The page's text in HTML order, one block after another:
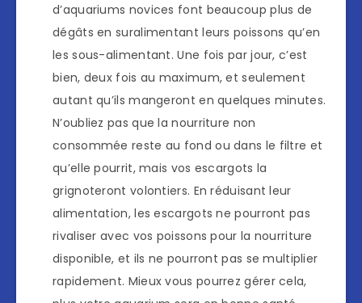
d’aquariums novices font beaucoup plus de
dégâts en suralimentant leurs poissons qu’en
les sous-alimentant. Une fois par jour, c’est
bien, deux fois au maximum, et seulement
autant qu’ils mangeront en quelques minutes.
N’oubliez pas que la nourriture non
consommée reste au fond ou dans le filtre et
qu’elle pourrit, mais vos escargots la
grignoteront volontiers. En réduisant leur
alimentation, les escargots ne pourront pas
rivaliser avec vos poissons pour la nourriture
disponible, et ils ne pourront pas se multiplier
rapidement. Mieux vous pourrez gérer cela,